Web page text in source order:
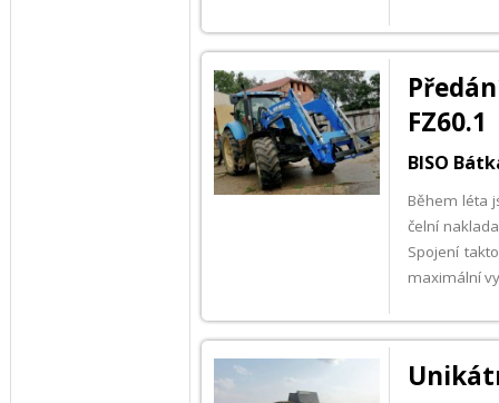
FZ60.1
BISO
Během léta
čelní
Spojení
maximální